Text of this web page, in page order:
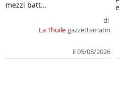
La Thuile
di
gazzettamatin
il 05/08/2026
mezzi batt...